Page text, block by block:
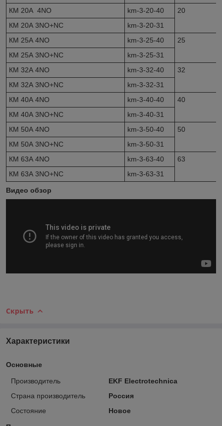
КМ 20А 4NО
km-3-20-40
20
КМ 20А 3NО+NC
km-3-20-31
КМ 25А 4NО
km-3-25-40
25
КМ 25А 3NО+NC
km-3-25-31
КМ 32А 4NО
km-3-32-40
32
КМ 32А 3NО+NC
km-3-32-31
КМ 40А 4NО
km-3-40-40
40
КМ 40А 3NО+NC
km-3-40-31
КМ 50А 4NО
km-3-50-40
50
КМ 50А 3NО+NC
km-3-50-31
КМ 63А 4NО
km-3-63-40
63
КМ 63А 3NО+NC
km-3-63-31
Видео обзор
Скрыть
Характеристики
Основные
Производитель
EKF Electrotechnica
Страна производитель
Россия
Состояние
Новое